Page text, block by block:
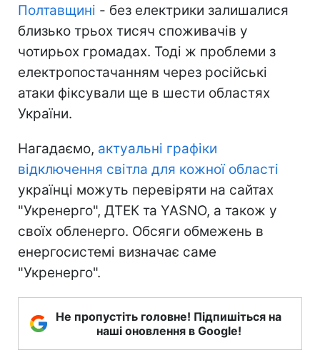
Полтавщині - без електрики залишалися
близько трьох тисяч споживачів у
чотирьох громадах. Тоді ж проблеми з
електропостачанням через російські
атаки фіксували ще в шести областях
України.
Нагадаємо, актуальні графіки
відключення світла для кожної області
українці можуть перевіряти на сайтах
"Укренерго", ДТЕК та YASNO, а також у
своїх обленерго. Обсяги обмежень в
енергосистемі визначає саме
"Укренерго".
Не пропустіть головне! Підпишіться на
наші оновлення в Google!